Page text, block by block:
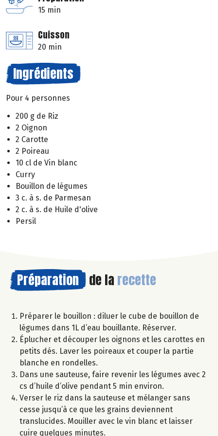
15 min
Cuisson
20 min
Ingrédients
Pour 4 personnes
200 g de Riz
2 Oignon
2 Carotte
2 Poireau
10 cl de Vin blanc
Curry
Bouillon de légumes
3 c. à s. de Parmesan
2 c. à s. de Huile d'olive
Persil
Préparation de la recette
Préparer le bouillon : diluer le cube de bouillon de
légumes dans 1L d’eau bouillante. Réserver.
Éplucher et découper les oignons et les carottes en
petits dés. Laver les poireaux et couper la partie
blanche en rondelles.
Dans une sauteuse, faire revenir les légumes avec 2
cs d’huile d’olive pendant 5 min environ.
Verser le riz dans la sauteuse et mélanger sans
cesse jusqu’à ce que les grains deviennent
translucides. Mouiller avec le vin blanc et laisser
cuire quelques minutes.